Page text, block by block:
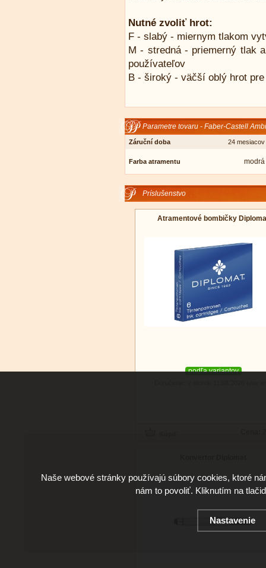
Nutné zvoliť hrot:
F - slabý - miernym tlakom
M - stredná - priemerný tlak
používateľov
B - široký - väčší oblý hrot
Parametre tovaru - Faber-Castell
Záruční doba 24 mesiacov
Farba atramentu modrá
Príslušenstvo
Atramentové bombičky
podľa variantov
Naše webové stránky používajú súbory cookies, ktoré
nám to povoliť. Kliknutím na
Nastavenie